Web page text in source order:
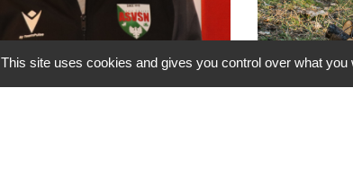
Prévention
This site uses cookies and gives you control over what you